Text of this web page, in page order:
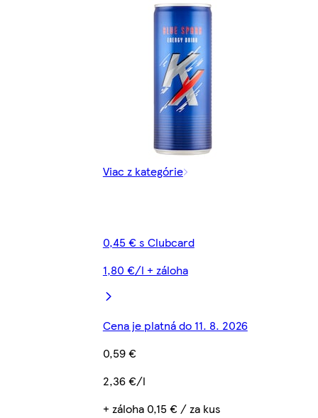
Viac z kategórie
0,45 € s Clubcard
1,80 €/l + záloha
Cena je platná do 11. 8. 2026
0,59 €
2,36 €/l
+ záloha 0,15 € / za kus